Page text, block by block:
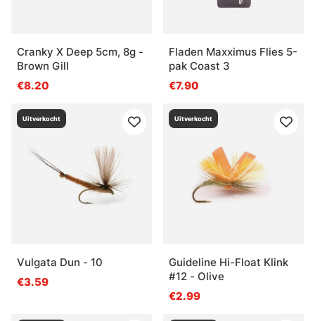
Cranky X Deep 5cm, 8g -
Brown Gill
€8.20
Fladen Maxximus Flies 5-
pak Coast 3
€7.90
Uitverkocht
Vulgata Dun - 10
€3.59
Uitverkocht
Guideline Hi-Float Klink
#12 - Olive
€2.99